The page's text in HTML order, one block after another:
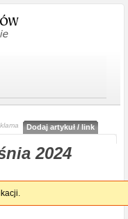
Dodaj artykuł / link
2024